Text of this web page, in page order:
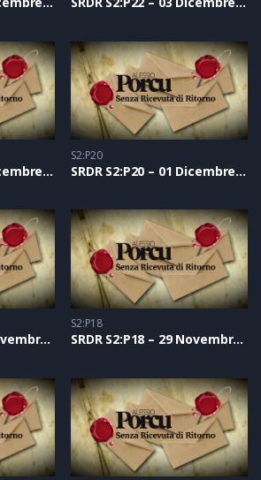
SRDR S2:P21 – 02 Dicembre 2021
S2:P20
SRDR S2:P20 – 01 Dicembre 2021
SRDR S2:P19 – 30 Novembre 2021
S2:P18
SRDR S2:P18 – 29 Novembre 2021